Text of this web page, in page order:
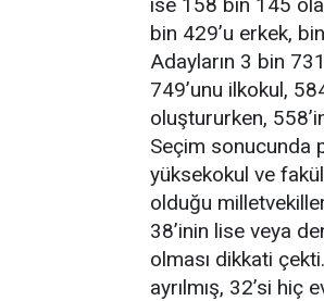
bin 429’u erkek,
Adayların 3 bin
749’unu ilkokul,
oluştururken,
Seçim sonucunda
yüksekokul ve
olduğu
38’inin lise veya
olması dikkati
ayrılmış, 32’si hiç